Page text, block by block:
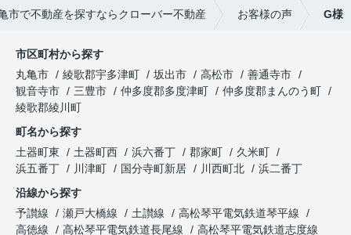
市で不動産を探すならクローバー不動産 お客様の声 G様
市区町村から探す
丸亀市
綾歌郡宇多津町 坂出市 高松市
善通寺市
観音寺市
三豊市 仲多度郡多度津町
仲多度郡まんのう町
綾歌郡綾川町
町名から探す
土器町東
土器町西 浜六番丁 郡家町
久米町
浜五番丁
川津町 国分寺町新居 川西町北
浜二番丁
沿線から探す
予讃線
瀬戸大橋線 土讃線
高松琴平電気鉄道琴平線
高徳線
高松琴平電気鉄道長尾線
高松琴平電気鉄道志度線